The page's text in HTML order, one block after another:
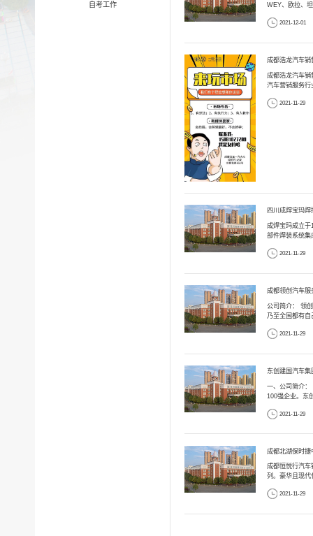
自考工作
WEY、欧拉、
2021-12-01
成都浩龙汽车销
成都浩龙汽车销
汽车营销服务
2021-11-29
四川成焊宝玛
成焊宝玛成立于
部件焊装系统
2021-11-29
成都领创汽车服
公司简介： 领
乃至全国都有
2021-11-29
东创建国汽车集
一、公司简介：
100强企业。东
2021-11-29
成都北湖保时
成都恒悦行汽车
列。豪华且现
2021-11-29